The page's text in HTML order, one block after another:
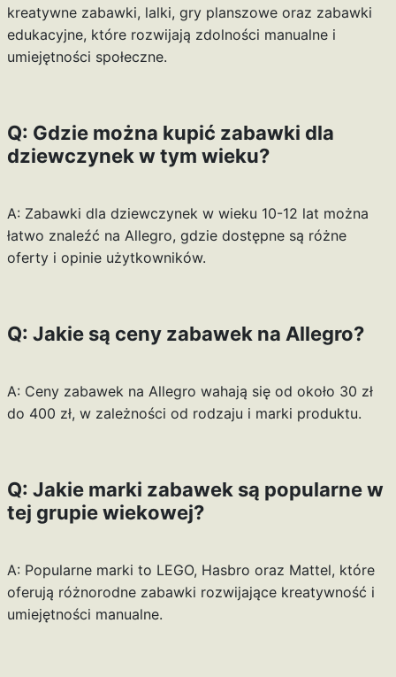
kreatywne zabawki, lalki, gry planszowe oraz zabawki
edukacyjne, które rozwijają zdolności manualne i
umiejętności społeczne.
Q: Gdzie można kupić zabawki dla
dziewczynek w tym wieku?
A: Zabawki dla dziewczynek w wieku 10-12 lat można
łatwo znaleźć na Allegro, gdzie dostępne są różne
oferty i opinie użytkowników.
Q: Jakie są ceny zabawek na Allegro?
A: Ceny zabawek na Allegro wahają się od około 30 zł
do 400 zł, w zależności od rodzaju i marki produktu.
Q: Jakie marki zabawek są popularne w
tej grupie wiekowej?
A: Popularne marki to LEGO, Hasbro oraz Mattel, które
oferują różnorodne zabawki rozwijające kreatywność i
umiejętności manualne.